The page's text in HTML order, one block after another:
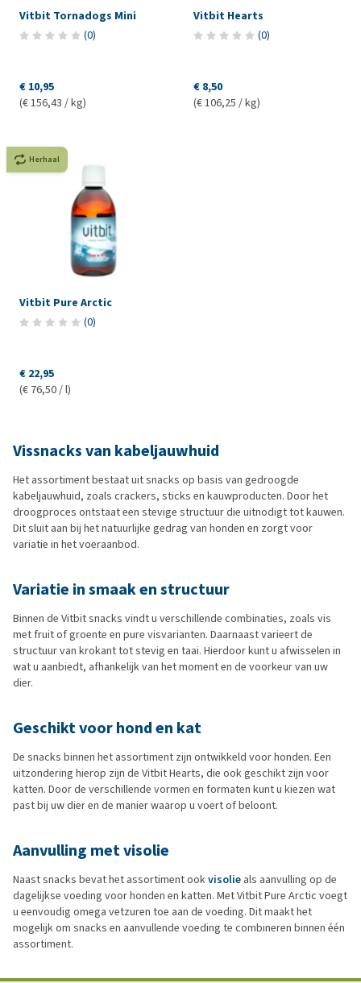
Vitbit Tornadogs Mini
(0)
€ 10,95
(€ 156,43 / kg)
Vitbit Hearts
(0)
€ 8,50
(€ 106,25 / kg)
Herhaal
Vitbit Pure Arctic
(0)
€ 22,95
(€ 76,50 / l)
Vissnacks van kabeljauwhuid
Het assortiment bestaat uit snacks op basis van gedroogde
kabeljauwhuid, zoals crackers, sticks en kauwproducten. Door het
droogproces ontstaat een stevige structuur die uitnodigt tot kauwen.
Dit sluit aan bij het natuurlijke gedrag van honden en zorgt voor
variatie in het voeraanbod.
Variatie in smaak en structuur
Binnen de Vitbit snacks vindt u verschillende combinaties, zoals vis
met fruit of groente en pure visvarianten. Daarnaast varieert de
structuur van krokant tot stevig en taai. Hierdoor kunt u afwisselen in
wat u aanbiedt, afhankelijk van het moment en de voorkeur van uw
dier.
Geschikt voor hond en kat
De snacks binnen het assortiment zijn ontwikkeld voor honden. Een
uitzondering hierop zijn de Vitbit Hearts, die ook geschikt zijn voor
katten. Door de verschillende vormen en formaten kunt u kiezen wat
past bij uw dier en de manier waarop u voert of beloont.
Aanvulling met visolie
Naast snacks bevat het assortiment ookvisolie als aanvulling op de
dagelijkse voeding voor honden en katten. Met Vitbit Pure Arctic voegt
u eenvoudig omega vetzuren toe aan de voeding. Dit maakt het
mogelijk om snacks en aanvullende voeding te combineren binnen één
assortiment.